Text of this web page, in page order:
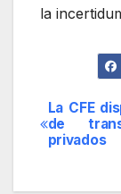
la
de
La CFE
de
privados